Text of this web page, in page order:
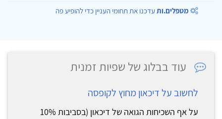
מטפלים.ותעדכנו את תחומי העניין כדי להופיע פה
עוד בבלוג של שפיות זמנית
לחשוב על דיכאון מחוץ לקופסה
על אף השכיחות הגואה של דיכאון (בסביבות 10%